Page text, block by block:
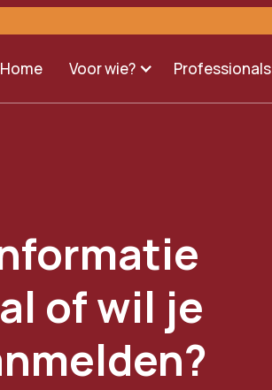
Home Voor wie? Professionals
of wil je